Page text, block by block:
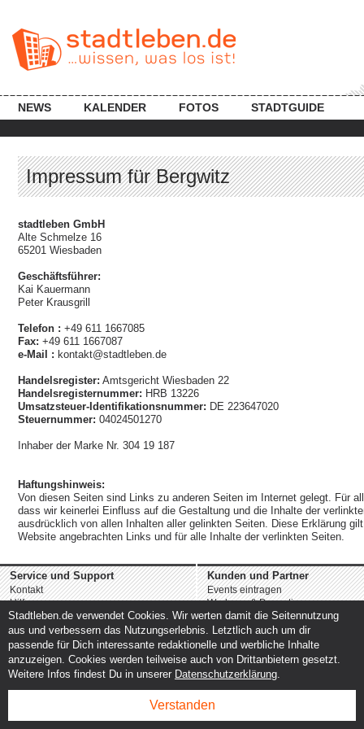
NEWS KALENDER FOTOS STADTGUIDE
Impressum für Bergwitz
stadtleben GmbH
Alte Schmelze 16
65201 Wiesbaden
Geschäftsführer:
Kai Kauermann
Peter Krausgrill
Telefon : +49 611 1667085
Fax: +49 611 1667087
e-Mail : kontakt@stadtleben.de
Handelsregister: Amtsgericht Wiesbaden 22
Handelsregisternummer: HRB 13226
Umsatzsteuer-Identifikationsnummer: DE 223647020
Steuernummer: 04024501270
Inhaber der Marke Nr. 304 19 187
Haftungshinweis:
Von diesen Seiten sind Links zu anderen Seiten im Internet gelegt. Für
dass wir keinerlei Einfluss auf die Gestaltung und die Inhalte der
ausdrücklich von allen Inhalten aller gelinkten Seiten. Diese Erklärung
Website angebrachten Links und für alle Inhalte der verlinkten Seiten.
Service und Support
Kontakt
Hilfe
Instagram
Facebook
Kunden und Partner
Events eintragen
Werbung & Promotion
Eventplanung & Ausrichtung
Dienstleistungen
Stadtleben.de verwendet Cookies. Wir werten damit die Seitennutzung
aus und verbessern das Nutzungserlebnis. Letztlich auch um dir
passende für Dich interessante redaktionelle und werbliche Inhalte
anzuzeigen. Cookies werden teilweise auch von Drittanbietern gesetzt.
Weitere Infos findest Du in unserer Datenschutzerklärung.
Verstanden